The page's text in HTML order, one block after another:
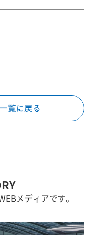
覧に戻る
メディアです。